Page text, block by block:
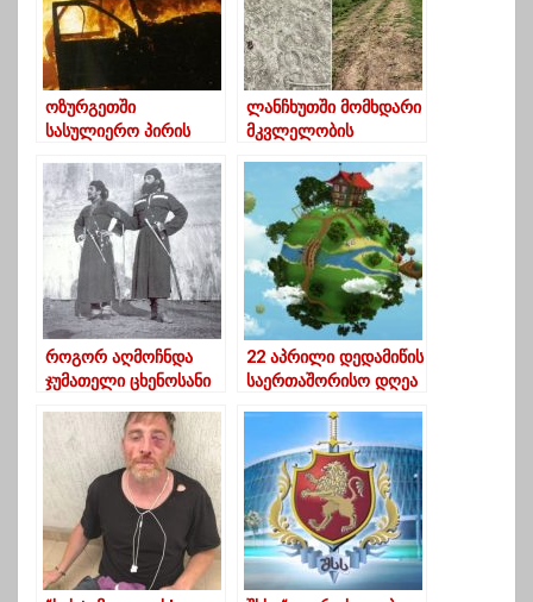
ოზურგეთში
სასულიერო პირის
ლანჩხუთში მომხდარი
მკვლელობის
როგორ აღმოჩნდა
ჯუმათელი ცხენოსანი
ამერიკაში
22 აპრილი დედამიწის
საერთაშორისო დღეა